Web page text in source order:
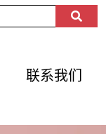
联系我们